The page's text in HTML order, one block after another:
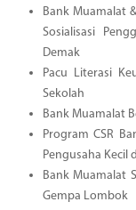
Bank Muamalat
Sosialisasi
Demak
Pacu Literasi
Sekolah
Bank Muamalat
Program CSR
Pengusaha Kecil
Bank Muamalat
Gempa Lombok